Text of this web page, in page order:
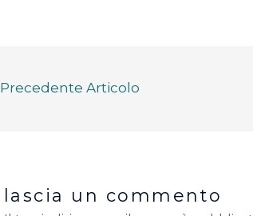
Precedente Articolo
lascia un commento